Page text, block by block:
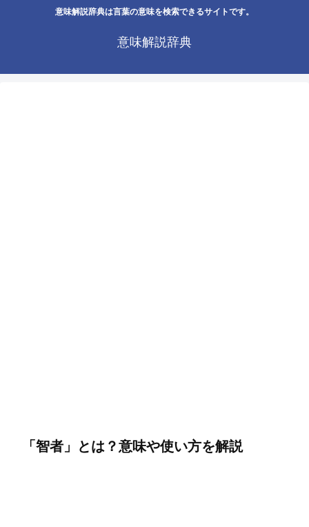
意味解説辞典は言葉の意味を検索できるサイトです。
意味解説辞典
「智者」とは？意味や使い方を解説